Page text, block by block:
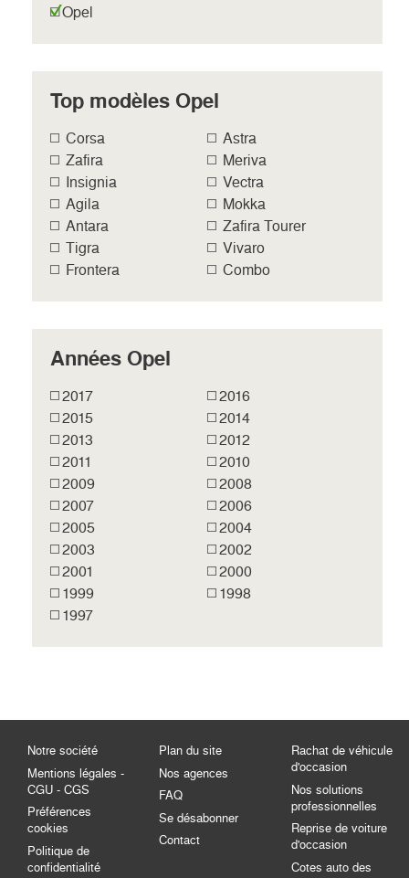
Opel
Top modèles Opel
Corsa
Astra
Zafira
Meriva
Insignia
Vectra
Agila
Mokka
Antara
Zafira Tourer
Tigra
Vivaro
Frontera
Combo
Années Opel
2017
2016
2015
2014
2013
2012
2011
2010
2009
2008
2007
2006
2005
2004
2003
2002
2001
2000
1999
1998
1997
Notre société
Mentions légales -
CGU - CGS
Préférences
cookies
Politique de
confidentialité
Plan du site
Nos agences
FAQ
Se désabonner
Contact
Rachat de véhicule
d'occasion
Nos solutions
professionnelles
Reprise de voiture
d'occasion
Cotes auto des